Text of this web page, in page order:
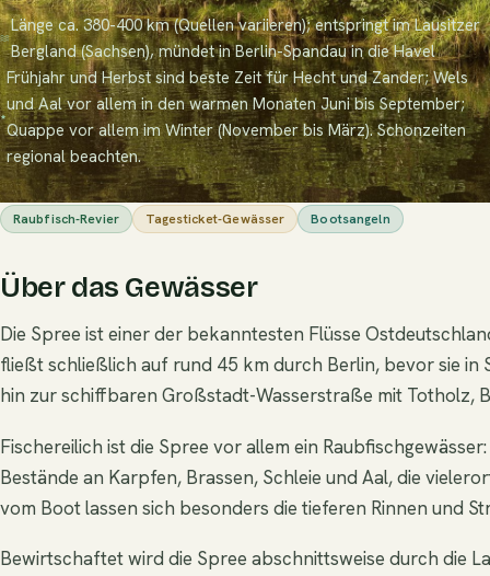
Länge ca. 380-400 km (Quellen variieren); entspringt im Lausitzer
Bergland (Sachsen), mündet in Berlin-Spandau in die Havel
Frühjahr und Herbst sind beste Zeit für Hecht und Zander; Wels
und Aal vor allem in den warmen Monaten Juni bis September;
Quappe vor allem im Winter (November bis März). Schonzeiten
regional beachten.
Raubfisch-Revier Tagesticket-Gewässer Bootsangeln
Über das Gewässer
Die Spree ist einer der bekanntesten Flüsse
fließt schließlich auf rund 45 km durch Berlin, bevor sie
hin zur schiffbaren Großstadt-Wasserstraße mit Totholz,
Fischereilich ist die Spree vor allem ein
Bestände an Karpfen, Brassen, Schleie und Aal, die
vom Boot lassen sich besonders die tieferen Rinnen und
Bewirtschaftet wird die Spree abschnittsweise durch die